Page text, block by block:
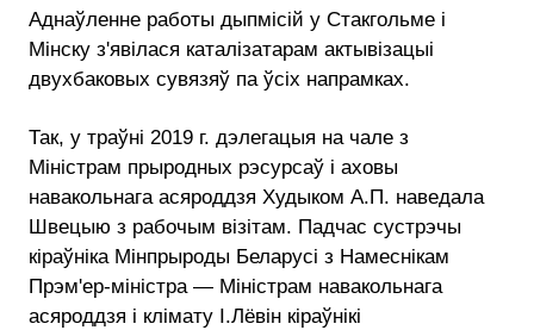
Аднаўленне работы дыпмісій у Стакгольме і
Мінску з'явілася каталізатарам актывізацыі
двухбаковых сувязяў па ўсіх напрамках.
Так, у траўні 2019 г. дэлегацыя на чале з
Міністрам прыродных рэсурсаў і аховы
навакольнага асяроддзя Худыком А.П. наведала
Швецыю з рабочым візітам. Падчас сустрэчы
кіраўніка Мінпрыроды Беларусі з Намеснікам
Прэм'ер-міністра — Міністрам навакольнага
асяроддзя і клімату І.Лёвін кіраўнікі